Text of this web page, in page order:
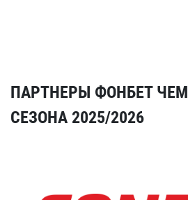
ПАРТНЕРЫ ФОНБЕТ
СЕЗОНА 2025/2026